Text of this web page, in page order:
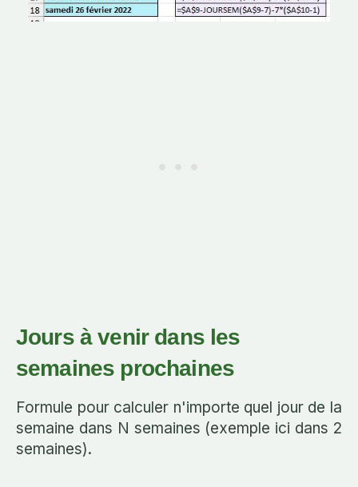
Jours à venir dans les
semaines prochaines
Formule pour calculer n'importe quel jour de la
semaine dans N semaines (exemple ici dans 2
semaines).